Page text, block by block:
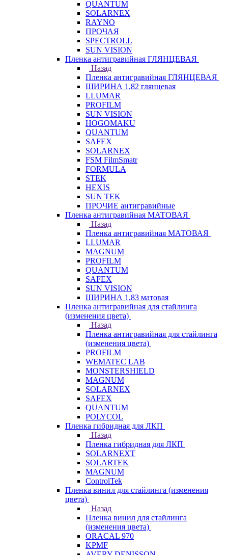
QUANTUM
SOLARNEX
RAYNO
ПРОЧАЯ
SPECTROLL
SUN VISION
Пленка антигравийная ГЛЯНЦЕВАЯ
Назад
Пленка антигравийная ГЛЯНЦЕВАЯ
ШИРИНА 1,82 глянцевая
LLUMAR
PROFILM
SUN VISION
HOGOMAKU
QUANTUM
SAFEX
SOLARNEX
FSM FilmSmatr
FORMULA
STEK
HEXIS
SUN TEK
ПРОЧИЕ антигравийные
Пленка антигравийная МАТОВАЯ
Назад
Пленка антигравийная МАТОВАЯ
LLUMAR
MAGNUM
PROFILM
QUANTUM
SAFEX
SUN VISION
ШИРИНА 1,83 матовая
Пленка антигравийная для стайлинга
(изменения цвета)
Назад
Пленка антигравийная для стайлинга
(изменения цвета)
PROFILM
WEMATEC LAB
MONSTERSHIELD
MAGNUM
SOLARNEX
SAFEX
QUANTUM
POLYCOL
Пленка гибридная для ЛКП
Назад
Пленка гибридная для ЛКП
SOLARNEXT
SOLARTEK
MAGNUM
ControlTek
Пленка винил для стайлинга (изменения
цвета)
Назад
Пленка винил для стайлинга
(изменения цвета)
ORACAL 970
KPMF